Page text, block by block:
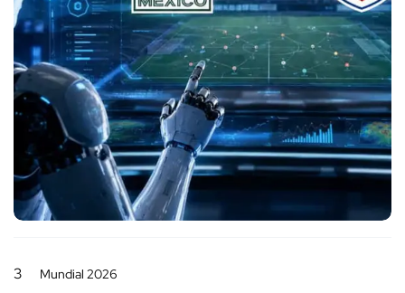
3 Mundial 2026